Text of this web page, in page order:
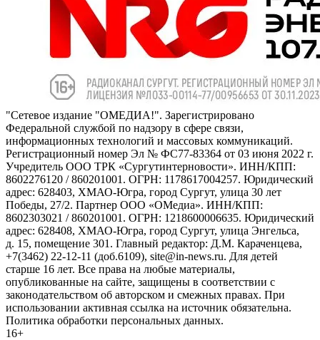
"Сетевое издание "ОМЕДИА!". Зарегистрировано
Федеральной службой по надзору в сфере связи,
информационных технологий и массовых коммуникаций.
Регистрационный номер Эл № ФС77-83364 от 03 июня 2022 г.
Учредитель ООО ТРК «Сургутинтерновости». ИНН/КПП:
8602276120 / 860201001. ОГРН: 1178617004257. Юридический
адрес: 628403, ХМАО-Югра, город Сургут, улица 30 лет
Победы, 27/2. Партнер ООО «ОМедиа». ИНН/КПП:
8602303021 / 860201001. ОГРН: 1218600006635. Юридический
адрес: 628408, ХМАО-Югра, город Сургут, улица Энгельса,
д. 15, помещение 301. Главный редактор: Д.М. Караченцева,
+7(3462) 22-12-11 (доб.6109), site@in-news.ru. Для детей
старше 16 лет. Все права на любые материалы,
опубликованные на сайте, защищены в соответствии с
законодательством об авторском и смежных правах. При
использовании активная ссылка на источник обязательна.
Политика обработки персональных данных.
16+